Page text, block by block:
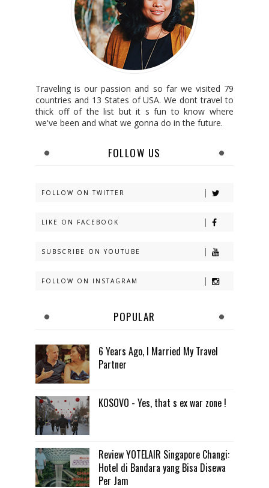
Traveling is our passion and so far we visited 79
countries and 13 States of USA. We dont travel to
thick off of the list but it s fun to know where
we've been and what we gonna do in the future.
FOLLOW US
FOLLOW ON TWITTER
LIKE ON FACEBOOK
SUBSCRIBE ON YOUTUBE
FOLLOW ON INSTAGRAM
POPULAR
6 Years Ago, I Married My Travel
Partner
KOSOVO - Yes, that s ex war zone !
Review YOTELAIR Singapore Changi:
Hotel di Bandara yang Bisa Disewa
Per Jam